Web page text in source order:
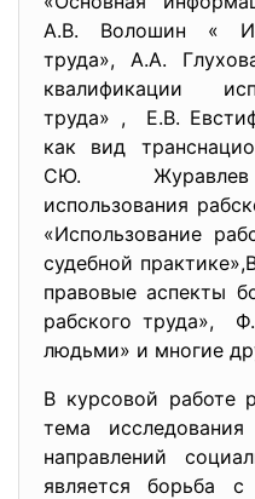
А.В. Волошин «
труда», А.А.
квалификации
труда» , Е.В.
как вид
СЮ. Журавлев
использования
«Использование
судебной
правовые аспекты
рабского труда»,
людьми» и многие
В курсовой работе
тема
направлений
является борьба